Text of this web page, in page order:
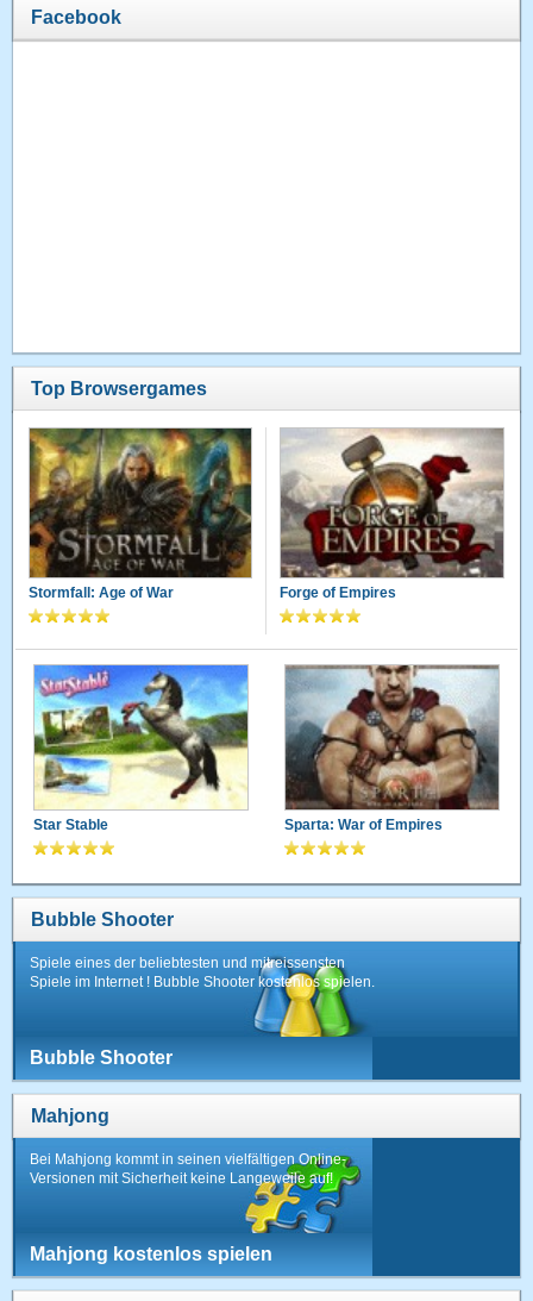
Facebook
Top Browsergames
Stormfall: Age of War Forge of Empires
Star Stable Sparta: War of Empires
Bubble Shooter
Spiele eines der beliebtesten und mitreissensten
Spiele im Internet ! Bubble Shooter kostenlos spielen.
Bubble Shooter
Mahjong
Bei Mahjong kommt in seinen vielfältigen Online-
Versionen mit Sicherheit keine Langeweile auf!
Mahjong kostenlos spielen